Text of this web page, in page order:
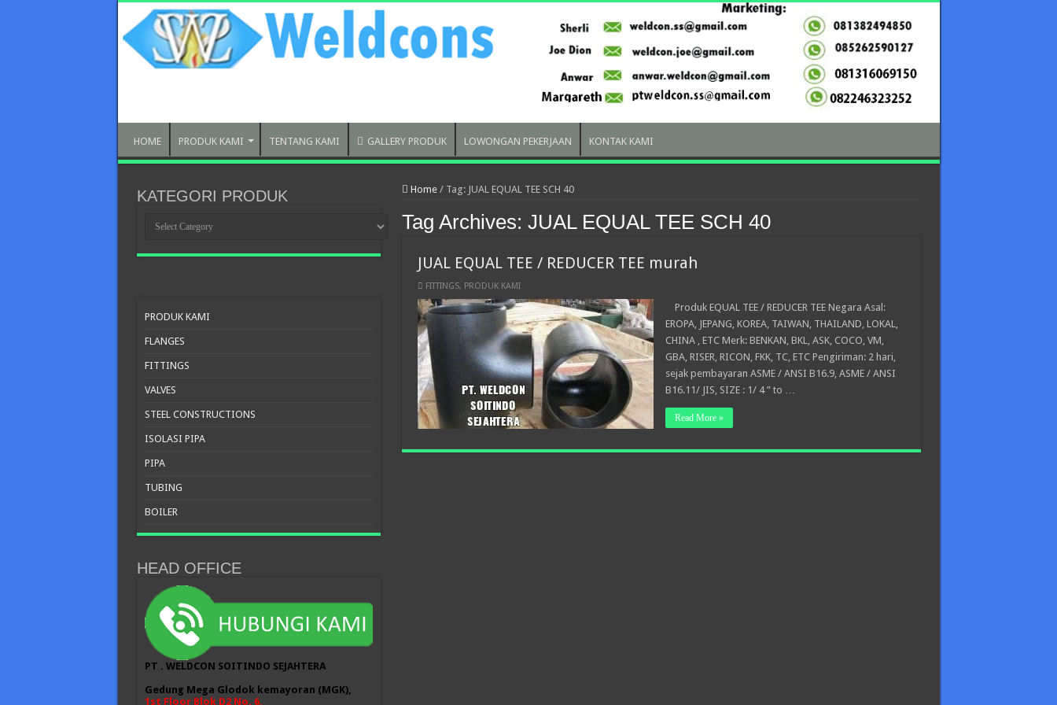
HOME PRODUK KAMI TENTANG KAMI GALLERY PRODUK LOWONGAN PEKERJAAN KONTAK KAMI
Home / Tag: JUAL EQUAL TEE SCH 40
Tag Archives: JUAL EQUAL TEE SCH 40
JUAL EQUAL TEE / REDUCER TEE murah
FITTINGS, PRODUK KAMI
Produk EQUAL TEE / REDUCER TEE Negara Asal:
EROPA, JEPANG, KOREA, TAIWAN, THAILAND, LOKAL,
CHINA , ETC Merk: BENKAN, BKL, ASK, COCO, VM,
GBA, RISER, RICON, FKK, TC, ETC Pengiriman: 2 hari,
sejak pembayaran ASME / ANSI B16.9, ASME / ANSI
B16.11/ JIS, SIZE : 1/ 4 ” to …
Read More »
KATEGORI PRODUK
PRODUK
PRODUK KAMI
FLANGES
FITTINGS
VALVES
STEEL CONSTRUCTIONS
ISOLASI PIPA
PIPA
TUBING
BOILER
HEAD OFFICE
PT . WELDCON SOITINDO SEJAHTERA
Gedung Mega Glodok kemayoran (MGK),
1st Floor Blok D2 No. 6,